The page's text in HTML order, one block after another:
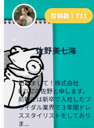
投稿数 | 731
佐野美七海
初めまして！株式会社
UZUZの佐野と申します。
前職では新卒で入社したブ
ライダル業界で３年間ドレ
ススタイリストをしており
ま...